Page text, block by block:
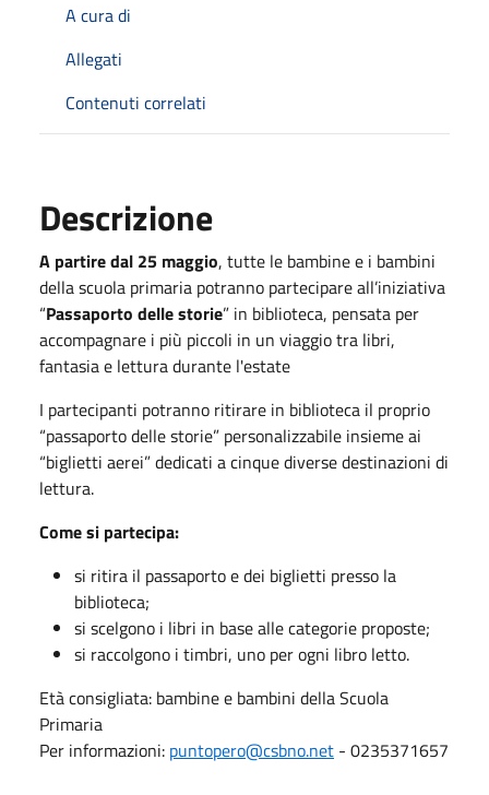
A cura di
Allegati
Contenuti correlati
Descrizione
A partire dal 25 maggio, tutte le bambine e i bambini
della scuola primaria potranno partecipare all’iniziativa
“Passaporto delle storie” in biblioteca, pensata per
accompagnare i più piccoli in un viaggio tra libri,
fantasia e lettura durante l'estate
I partecipanti potranno ritirare in biblioteca il proprio
“passaporto delle storie” personalizzabile insieme ai
“biglietti aerei” dedicati a cinque diverse destinazioni di
lettura.
Come si partecipa:
si ritira il passaporto e dei biglietti presso la
biblioteca;
si scelgono i libri in base alle categorie proposte;
si raccolgono i timbri, uno per ogni libro letto.
Età consigliata: bambine e bambini della Scuola
Primaria
Per informazioni: puntopero@csbno.net - 0235371657